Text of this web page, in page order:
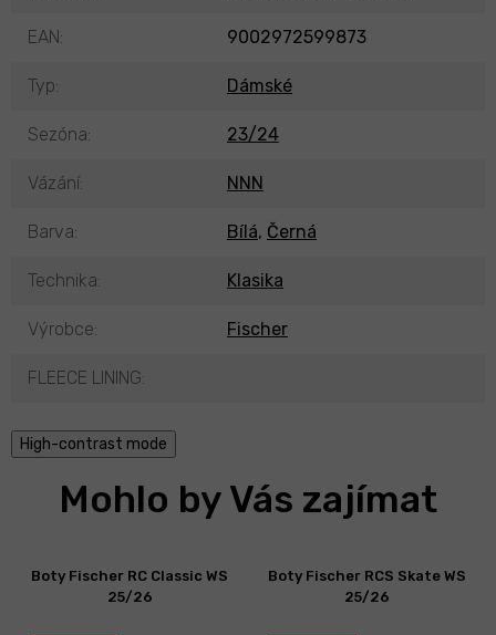
EAN: 9002972599873
Typ: Dámské
Sezóna: 23/24
Vázání: NNN
Barva: Bílá, Černá
Technika: Klasika
Výrobce: Fischer
FLEECE LINING:
High-contrast mode
Mohlo by Vás zajímat
Boty Fischer RC Classic WS
25/26
Boty Fischer RCS Skate WS
25/26